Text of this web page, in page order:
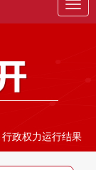
导
航
行政权力运行结果